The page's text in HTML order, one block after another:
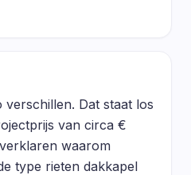
Dat staat los
van circa €
waarom
type rieten dakkapel